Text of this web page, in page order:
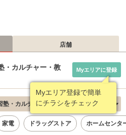
店舗
・カルチャー・教
Myエリア登録で簡単
にチラシをチェック
Myエリアに登録
・カルチャー・教育・教習所 新着順
家電 ドラッグストア ホームセンタ